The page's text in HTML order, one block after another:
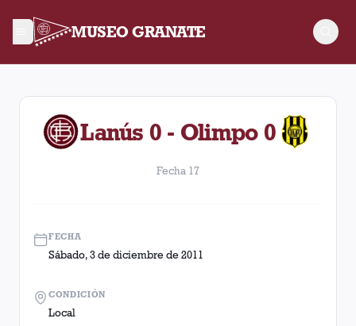
MUSEO GRANATE
Fecha 17. Partido entre Lanús y Olimpo disputado el
Lanús 0 - Olimpo 0
Fecha 17
FECHA
Sábado, 3 de diciembre de 2011
CONDICIÓN
Local